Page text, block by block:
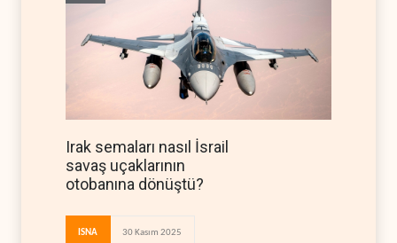
Irak semaları nasıl İsrail
savaş uçaklarının
otobanına dönüştü?
ISNA 30 Kasım 2025